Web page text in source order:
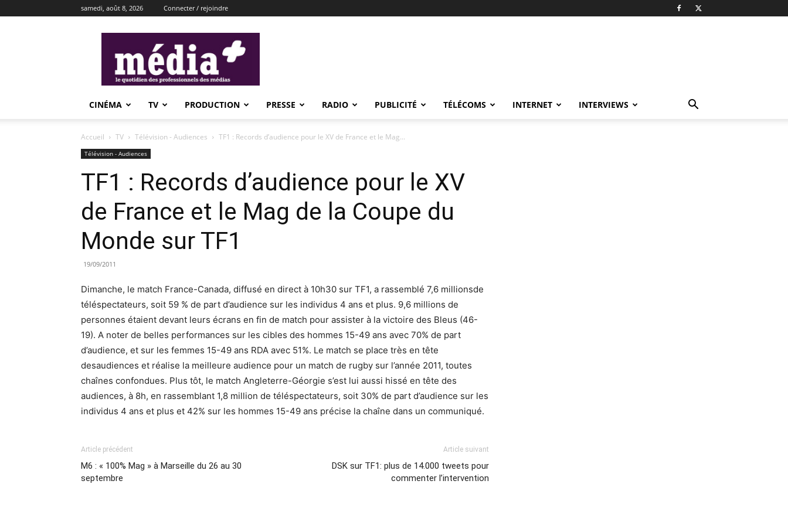
samedi, août 8, 2026 Connecter / rejoindre
CINÉMA TV PRODUCTION PRESSE RADIO PUBLICITÉ TÉLÉCOMS INTERNET INTERVIEWS
Accueil TV Télévision - Audiences TF1 : Records d’audience pour le XV de France et le Mag...
Télévision - Audiences
TF1 : Records d’audience pour le XV
de France et le Mag de la Coupe du
Monde sur TF1
19/09/2011
Dimanche, le match France-Canada, diffusé en direct à 10h30 sur TF1, a rassemblé 7,6 millionsde
téléspectateurs, soit 59 % de part d’audience sur les individus 4 ans et plus. 9,6 millions de
personnes étaient devant leurs écrans en fin de match pour assister à la victoire des Bleus (46-
19). A noter de belles performances sur les cibles des hommes 15-49 ans avec 70% de part
d’audience, et sur les femmes 15-49 ans RDA avec 51%. Le match se place très en tête
desaudiences et réalise la meilleure audience pour un match de rugby sur l’année 2011, toutes
chaînes confondues. Plus tôt, le match Angleterre-Géorgie s’est lui aussi hissé en tête des
audiences, à 8h, en rassemblant 1,8 million de téléspectateurs, soit 30% de part d’audience sur les
individus 4 ans et plus et 42% sur les hommes 15-49 ans précise la chaîne dans un communiqué.
Article précédent
M6 : « 100% Mag » à Marseille du 26 au 30
septembre
Article suivant
DSK sur TF1: plus de 14.000 tweets pour
commenter l’intervention